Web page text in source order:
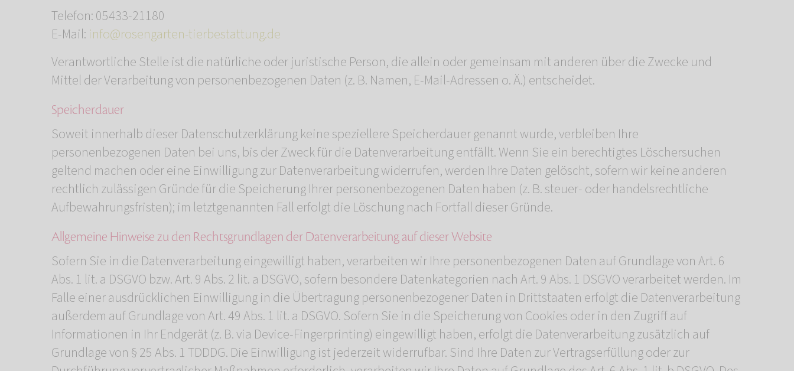
Telefon: 05433-21180
E-Mail: info@rosengarten-tierbestattung.de
Verantwortliche Stelle ist die natürliche oder juristische Person, die allein oder gemeinsam mit anderen über die Zwecke und
Mittel der Verarbeitung von personenbezogenen Daten (z. B. Namen, E-Mail-Adressen o. Ä.) entscheidet.
Speicherdauer
Soweit innerhalb dieser Datenschutzerklärung keine speziellere Speicherdauer genannt wurde, verbleiben Ihre
personenbezogenen Daten bei uns, bis der Zweck für die Datenverarbeitung entfällt. Wenn Sie ein berechtigtes Löschersuchen
geltend machen oder eine Einwilligung zur Datenverarbeitung widerrufen, werden Ihre Daten gelöscht, sofern wir keine anderen
rechtlich zulässigen Gründe für die Speicherung Ihrer personenbezogenen Daten haben (z. B. steuer- oder handelsrechtliche
Aufbewahrungsfristen); im letztgenannten Fall erfolgt die Löschung nach Fortfall dieser Gründe.
Allgemeine Hinweise zu den Rechtsgrundlagen der Datenverarbeitung auf dieser Website
Sofern Sie in die Datenverarbeitung eingewilligt haben, verarbeiten wir Ihre personenbezogenen Daten auf Grundlage von Art. 6
Abs. 1 lit. a DSGVO bzw. Art. 9 Abs. 2 lit. a DSGVO, sofern besondere Datenkategorien nach Art. 9 Abs. 1 DSGVO verarbeitet werden. Im
Falle einer ausdrücklichen Einwilligung in die Übertragung personenbezogener Daten in Drittstaaten erfolgt die Datenverarbeitung
außerdem auf Grundlage von Art. 49 Abs. 1 lit. a DSGVO. Sofern Sie in die Speicherung von Cookies oder in den Zugriff auf
Informationen in Ihr Endgerät (z. B. via Device-Fingerprinting) eingewilligt haben, erfolgt die Datenverarbeitung zusätzlich auf
Grundlage von § 25 Abs. 1 TDDDG. Die Einwilligung ist jederzeit widerrufbar. Sind Ihre Daten zur Vertragserfüllung oder zur